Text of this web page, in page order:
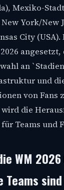
Mexiko-
York/New
City
an
und
von Fans
wird die
Teams und
WM
Teams